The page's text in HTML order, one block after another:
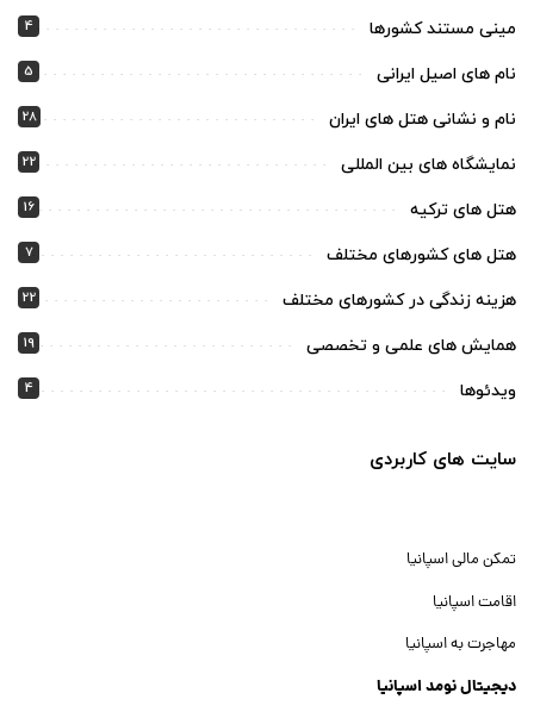
مینی مستند کشورها 4
نام های اصیل ایرانی 5
نام و نشانی هتل های ایران 28
نمایشگاه های بین المللی 22
هتل های ترکیه 16
هتل های کشورهای مختلف 7
هزینه زندگی در کشورهای مختلف 22
همایش های علمی و تخصصی 19
ویدئوها 4
سایت های کاربردی
تمکن مالی اسپانیا
اقامت اسپانیا
مهاجرت به اسپانیا
دیجیتال نومد اسپانیا